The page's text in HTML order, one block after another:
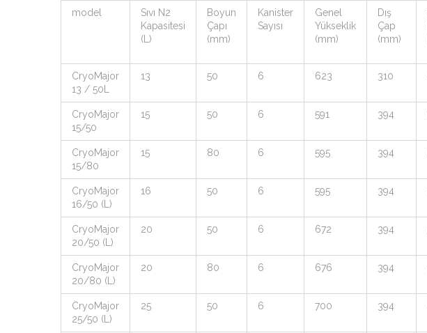
model
Sıvı N2
Kapasitesi
(L)
Boyun
Çapı
(mm)
Kanister
Sayısı
Genel
Yükseklik
(mm)
Dış
Çap
(mm)
CryoMajor
13 / 50L
13 50 6 623 310
CryoMajor
15/50
15 50 6 591 394
CryoMajor
15/80
15 80 6 595 394
CryoMajor
16/50 (L)
16 50 6 595 394
CryoMajor
20/50 (L)
20 50 6 672 394
CryoMajor
20/80 (L)
20 80 6 676 394
CryoMajor
25/50 (L)
25 50 6 700 394